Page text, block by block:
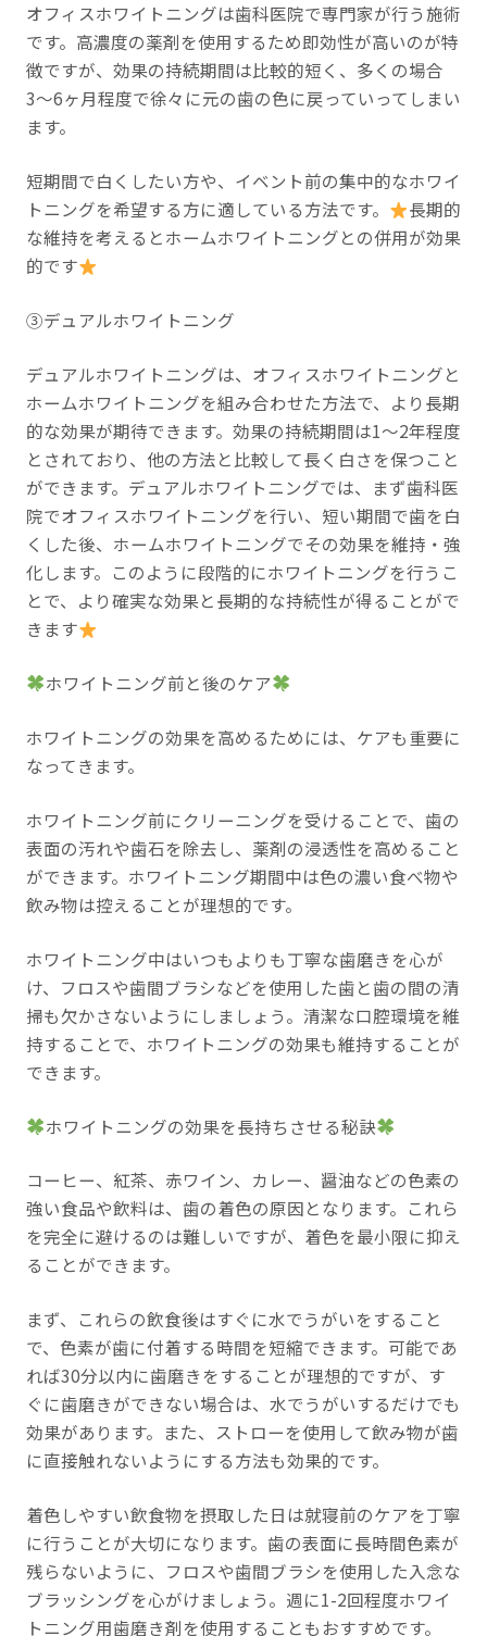
オフィスホワイトニングは歯科医院で専門家が行う施術
です。高濃度の薬剤を使用するため即効性が高いのが特
徴ですが、効果の持続期間は比較的短く、多くの場合
3〜6ヶ月程度で徐々に元の歯の色に戻っていってしまい
ます。
短期間で白くしたい方や、イベント前の集中的なホワイ
トニングを希望する方に適している方法です。
長期的
な維持を考えるとホームホワイトニングとの併用が効果
的です
③デュアルホワイトニング
デュアルホワイトニングは、オフィスホワイトニングと
ホームホワイトニングを組み合わせた方法で、より長期
的な効果が期待できます。効果の持続期間は1〜2年程度
とされており、他の方法と比較して長く白さを保つこと
ができます。デュアルホワイトニングでは、まず歯科医
院でオフィスホワイトニングを行い、短い期間で歯を白
くした後、ホームホワイトニングでその効果を維持・強
化します。このように段階的にホワイトニングを行うこ
とで、より確実な効果と長期的な持続性が得ることがで
きます
ホワイトニング前と後のケア
ホワイトニングの効果を高めるためには、ケアも重要に
なってきます。
ホワイトニング前にクリーニングを受けることで、歯の
表面の汚れや歯石を除去し、薬剤の浸透性を高めること
ができます。ホワイトニング期間中は色の濃い食べ物や
飲み物は控えることが理想的です。
ホワイトニング中はいつもよりも丁寧な歯磨きを心が
け、フロスや歯間ブラシなどを使用した歯と歯の間の清
掃も欠かさないようにしましょう。清潔な口腔環境を維
持することで、ホワイトニングの効果も維持することが
できます。
ホワイトニングの効果を長持ちさせる秘訣
コーヒー、紅茶、赤ワイン、カレー、醤油などの色素の
強い食品や飲料は、歯の着色の原因となります。これら
を完全に避けるのは難しいですが、着色を最小限に抑え
ることができます。
まず、これらの飲食後はすぐに水でうがいをすること
で、色素が歯に付着する時間を短縮できます。可能であ
れば30分以内に歯磨きをすることが理想的ですが、す
ぐに歯磨きができない場合は、水でうがいするだけでも
効果があります。また、ストローを使用して飲み物が歯
に直接触れないようにする方法も効果的です。
着色しやすい飲食物を摂取した日は就寝前のケアを丁寧
に行うことが大切になります。歯の表面に長時間色素が
残らないように、フロスや歯間ブラシを使用した入念な
ブラッシングを心がけましょう。週に1-2回程度ホワイ
トニング用歯磨き剤を使用することもおすすめです。